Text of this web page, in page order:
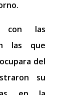
con las
las que
del
su